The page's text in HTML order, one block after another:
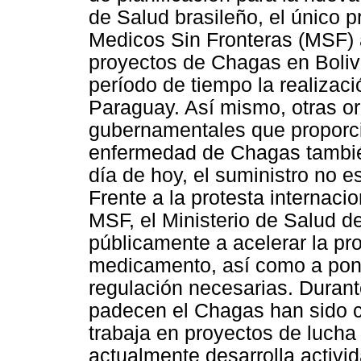
de Salud brasileño, el único
Medicos Sin Fronteras
proyectos de Chagas en
período de tiempo la
Paraguay. Así mismo, otras
gubernamentales que
enfermedad de Chagas
día de hoy, el suministro no
Frente a la protesta
MSF, el Ministerio de Salud
públicamente a acelerar la
medicamento, así como a
regulación necesarias.
padecen el Chagas han sido
trabaja en proyectos de
actualmente desarrolla